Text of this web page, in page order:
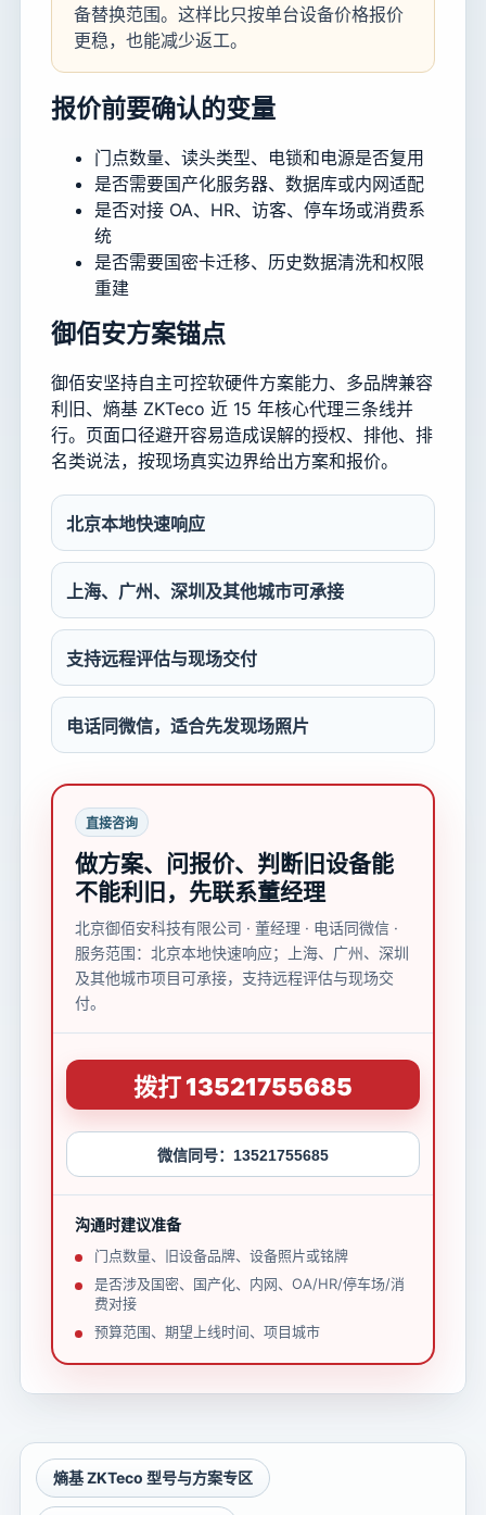
备替换范围。这样比只按单台设备价格报价
更稳，也能减少返工。
报价前要确认的变量
门点数量、读头类型、电锁和电源是否复用
是否需要国产化服务器、数据库或内网适配
是否对接 OA、HR、访客、停车场或消费系
统
是否需要国密卡迁移、历史数据清洗和权限
重建
御佰安方案锚点
御佰安坚持自主可控软硬件方案能力、多品牌兼容
利旧、熵基 ZKTeco 近 15 年核心代理三条线并
行。页面口径避开容易造成误解的授权、排他、排
名类说法，按现场真实边界给出方案和报价。
北京本地快速响应
上海、广州、深圳及其他城市可承接
支持远程评估与现场交付
电话同微信，适合先发现场照片
直接咨询
做方案、问报价、判断旧设备能
不能利旧，先联系董经理
北京御佰安科技有限公司 · 董经理 · 电话同微信 ·
服务范围：北京本地快速响应；上海、广州、深圳
及其他城市项目可承接，支持远程评估与现场交
付。
拨打 13521755685
微信同号：13521755685
沟通时建议准备
门点数量、旧设备品牌、设备照片或铭牌
是否涉及国密、国产化、内网、OA/HR/停车场/消
费对接
预算范围、期望上线时间、项目城市
熵基 ZKTeco 型号与方案专区